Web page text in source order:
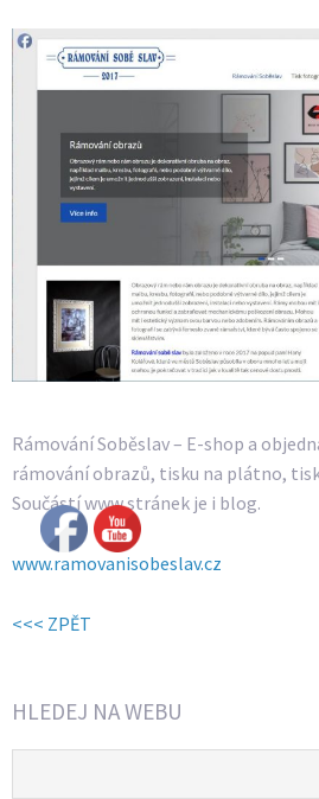
Rámování Soběslav – E-shop a
rámování obrazů, tisku na plátno,
Součástí www stránek je i blog.
www.ramovanisobeslav.cz
<<< ZPĚT
HLEDEJ NA WEBU